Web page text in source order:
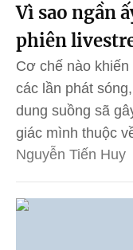
Vì sao ngần
phiên
Cơ chế nào
các lần phát
dung suồng sã
giác mình thuộc
Nguyễn Tiến Huy